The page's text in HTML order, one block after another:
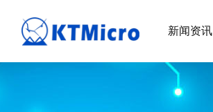
新闻资讯